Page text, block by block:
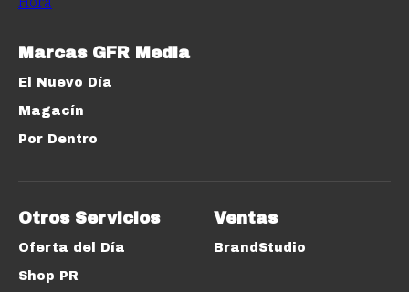
Marcas GFR Media
El Nuevo Día
Magacín
Por Dentro
Otros Servicios
Oferta del Día
Shop PR
Ventas
BrandStudio